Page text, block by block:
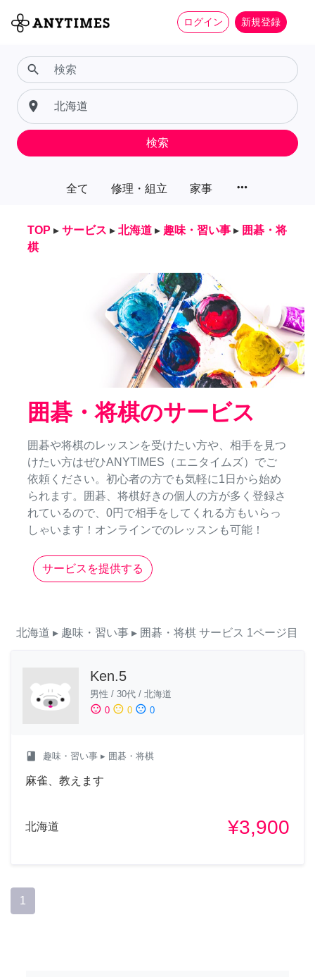
ログイン 新規登録
全て 修理・組立 家事 more_horiz
search
place
検索
TOP ▸ サービス ▸ 北海道 ▸ 趣味・習い事 ▸ 囲碁・将
棋
囲碁・将棋のサービス
囲碁や将棋のレッスンを受けたい方や、相手を見つ
けたい方はぜひANYTIMES（エニタイムズ）でご
依頼ください。初心者の方でも気軽に1日から始め
られます。囲碁、将棋好きの個人の方が多く登録さ
れているので、0円で相手をしてくれる方もいらっ
しゃいます！オンラインでのレッスンも可能！
サービスを提供する
北海道 ▸ 趣味・習い事 ▸ 囲碁・将棋 サービス 1ページ目
Ken.5
男性 / 30代 / 北海道
sentiment_satisfied 0 sentiment_neutral 0 sentiment_dissatisfied 0
class 趣味・習い事 ▸ 囲碁・将棋
麻雀、教えます
北海道 ¥3,900
1